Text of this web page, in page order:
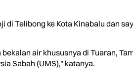
Telibong ke Kota Kinabalu dan
air khususnya di Tuaran,
Sabah (UMS),” katanya.